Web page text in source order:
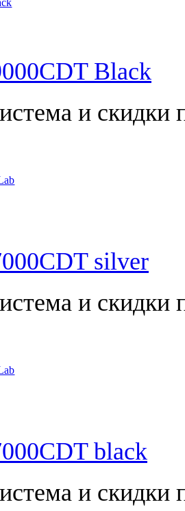
Black
и скидки
silver
и скидки
black
и скидки